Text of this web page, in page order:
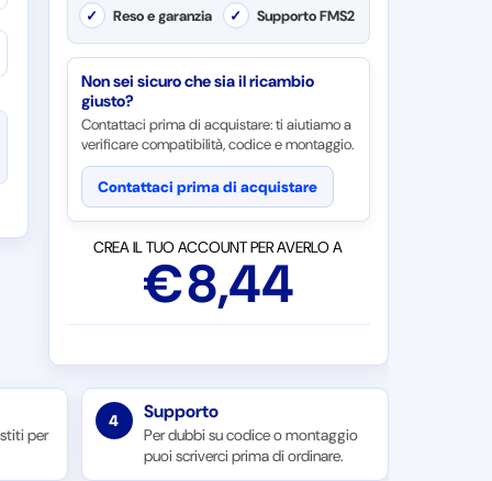
✓
Reso e garanzia ✓ Supporto FMS2
Non sei sicuro che sia il ricambio
giusto?
Contattaci prima di acquistare: ti aiutiamo a
verificare compatibilità, codice e montaggio.
Contattaci prima di acquistare
CREA IL TUO ACCOUNT PER AVERLO A
€8,44
per
4 Supporto
Per dubbi su codice o montaggio
puoi scriverci prima di ordinare.